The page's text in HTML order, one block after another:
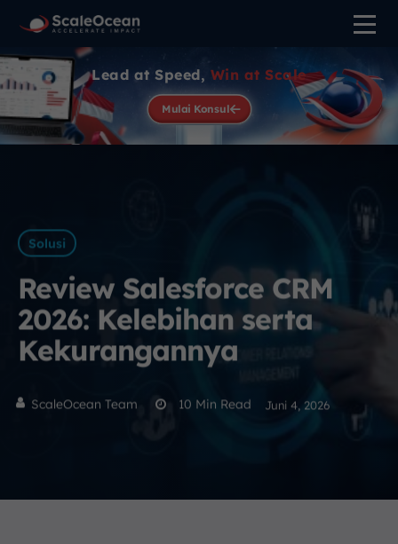
Lead at Speed, Win at Scale
Mulai Konsul
Solusi
Review Salesforce CRM
2026: Kelebihan serta
Kekurangannya
ScaleOcean Team 10 Min Read Juni 4, 2026